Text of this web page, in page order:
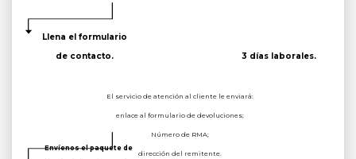
Llena el formulario
de contacto.
3 días laborales.
El servicio de atención al cliente le enviará:
enlace al formulario de devoluciones;
Número de RMA;
dirección del remitente.
Envíenos el paquete de